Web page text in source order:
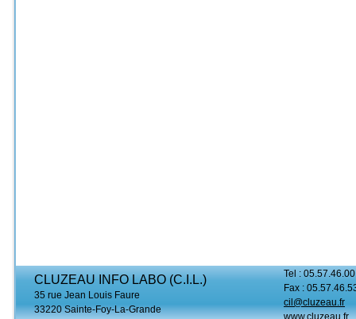
CLUZEAU INFO LABO (C.I.L.)
35 rue Jean Louis Faure
33220 Sainte-Foy-La-Grande
Tel :
Fax :
cil@cluzeau.fr
www.cluzeau.fr